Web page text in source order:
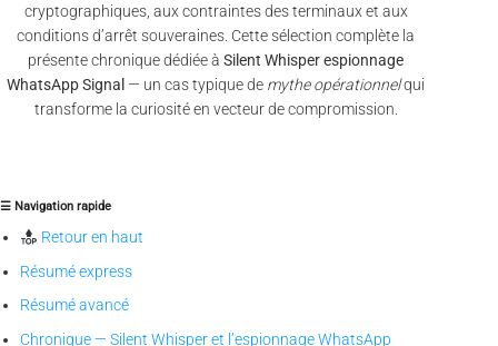
cryptographiques, aux contraintes des terminaux et aux
conditions d’arrêt souveraines. Cette sélection complète la
présente chronique dédiée à Silent Whisper espionnage
WhatsApp Signal — un cas typique de mythe opérationnelqui
transforme la curiosité en vecteur de compromission.
☰ Navigation rapide
Retour en haut
Résumé express
Résumé avancé
Chronique — Silent Whisper et l’espionnage WhatsApp